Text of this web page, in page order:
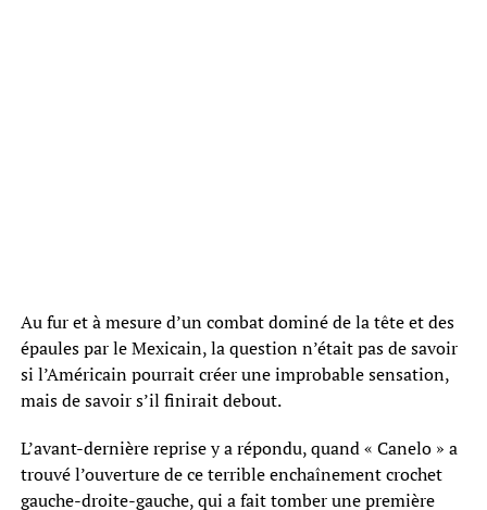
Au fur et à mesure d’un combat dominé de la tête et des
épaules par le Mexicain, la question n’était pas de savoir
si l’Américain pourrait créer une improbable sensation,
mais de savoir s’il finirait debout.
L’avant-dernière reprise y a répondu, quand « Canelo » a
trouvé l’ouverture de ce terrible enchaînement crochet
gauche-droite-gauche, qui a fait tomber une première